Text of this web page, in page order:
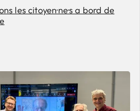
les citoyen·ne·s a bord de